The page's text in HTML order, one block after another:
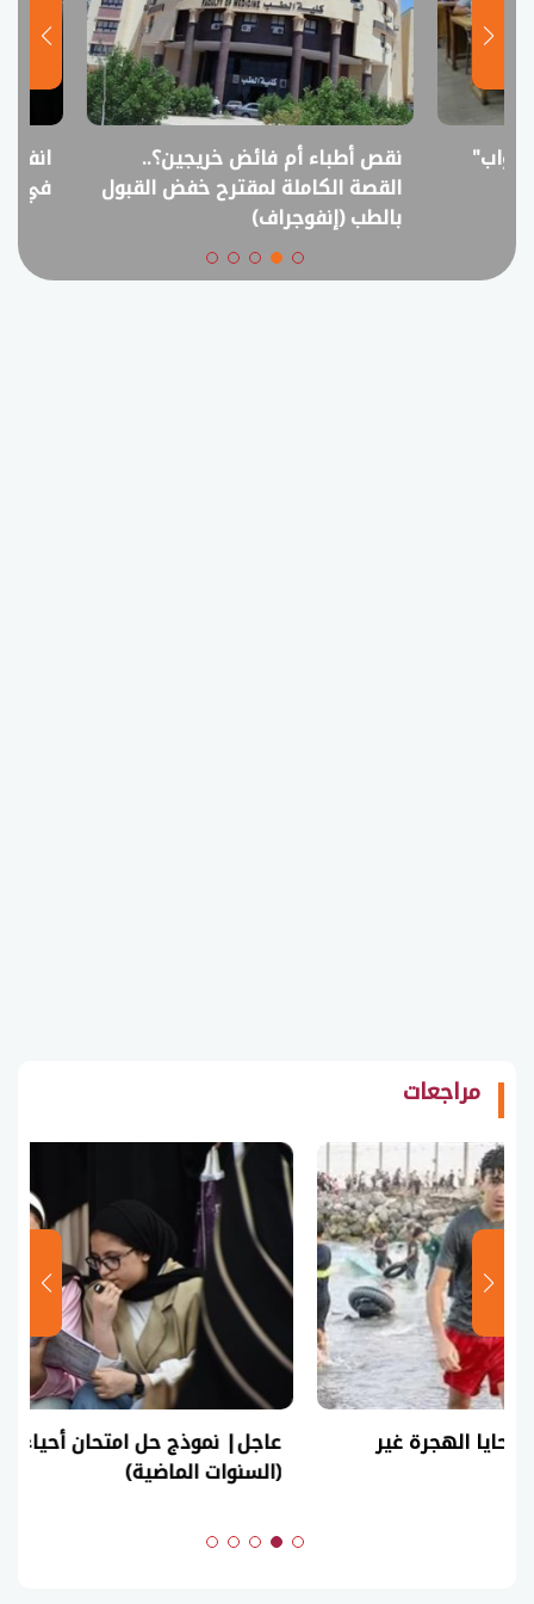
نقص أطباء أم فائض خريجين؟..
القصة الكاملة لمقترح خفض القبول
بالطب (إنفوجراف)
انفوجراف..
في امتحانات
مراجعات
عاجل| نموذج حل امتحان أحياء ثانوية عامة 2026